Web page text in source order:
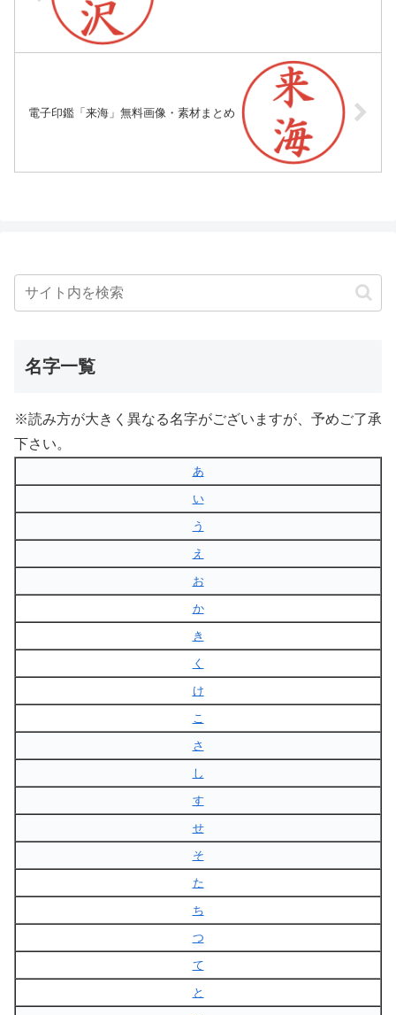
電子印鑑「来海」無料画像・素材まとめ
名字一覧
※読み方が大きく異なる名字がございますが、予めご了承
下さい。
あ
い
う
え
お
か
き
く
け
こ
さ
し
す
せ
そ
た
ち
つ
て
と